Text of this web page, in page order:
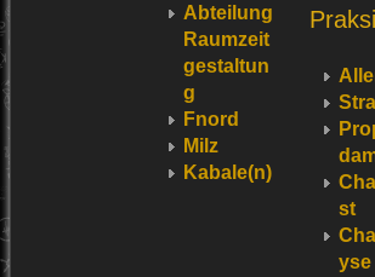
Abteilung
Raumzeit
gestaltun
g
Fnord
Milz
Kabale(n)
st
yse